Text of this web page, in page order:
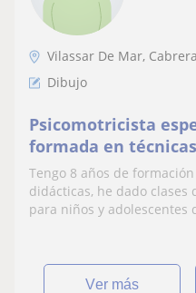
Vilassar De Mar,
Dibujo
Psicomotricista
formada en
clases de apoyo 6
asignaturas
Tengo 8 años de
didácticas, he dado clases
para niños y adolescentes
ver más